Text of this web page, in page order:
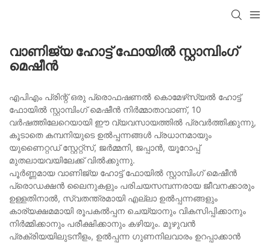
വാണിജ്യ ഹോട്ട് ഫോയിൽ സ്റ്റാമ്പിംഗ്
മെഷീൻ
എപിഎം പ്രിന്റ് ഒരു പ്രൊഫഷണൽ കൊമേഴ്‌സ്യൽ ഹോട്ട്
ഫോയിൽ സ്റ്റാമ്പിംഗ് മെഷീൻ നിർമ്മാതാവാണ്, 10
വർഷത്തിലേറെയായി ഈ വ്യവസായത്തിൽ പ്രവർത്തിക്കുന്നു,
കൂടാതെ കമ്പനിയുടെ ഉൽപ്പന്നങ്ങൾ പ്രധാനമായും
യുണൈറ്റഡ് സ്റ്റേറ്റ്സ്, ജർമ്മനി, ജപ്പാൻ, യൂറോപ്പ്
മുതലായവയിലേക്ക് വിൽക്കുന്നു.
പൂർണ്ണമായ വാണിജ്യ ഹോട്ട് ഫോയിൽ സ്റ്റാമ്പിംഗ് മെഷീൻ
പ്രൊഡക്ഷൻ ലൈനുകളും പരിചയസമ്പന്നരായ ജീവനക്കാരും
ഉള്ളതിനാൽ, സ്വതന്ത്രമായി എല്ലാ ഉൽപ്പന്നങ്ങളും
കാര്യക്ഷമമായി രൂപകൽപ്പന ചെയ്യാനും വികസിപ്പിക്കാനും
നിർമ്മിക്കാനും പരീക്ഷിക്കാനും കഴിയും. മുഴുവൻ
പ്രക്രിയയിലുടനീളം, ഉൽപ്പന്ന ഗുണനിലവാരം ഉറപ്പാക്കാൻ